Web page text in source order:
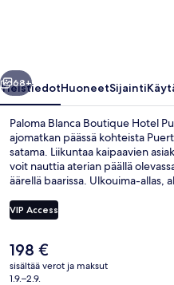
Seuraava
68+
YleistiedotHuoneetSijainti
Paloma Blanca Boutique Hotel
ajomatkan päässä kohteista
satama. Liikuntaa kaipaavien
voit nauttia aterian päällä
äärellä baarissa. Ulkouima-allas,
Matkailijat arvostavat suuresti
henkilökuntaa.
VIP Access
Nykyinen
hinta
on
198 €
sisältää verot ja maksut
1.9.–2.9.